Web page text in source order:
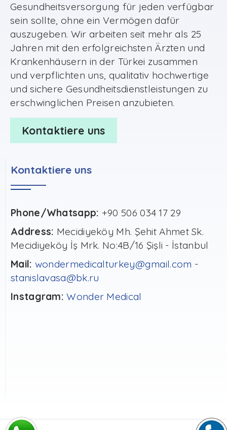
Gesundheitsversorgung für jeden verfügbar
sein sollte, ohne ein Vermögen dafür
auszugeben. Wir arbeiten seit mehr als 25
Jahren mit den erfolgreichsten Ärzten und
Krankenhäusern in der Türkei zusammen
und verpflichten uns, qualitativ hochwertige
und sichere Gesundheitsdienstleistungen zu
erschwinglichen Preisen anzubieten.
Kontaktiere uns
Kontaktiere uns
Phone/Whatsapp: +90 506 034 17 29
Address: Mecidiyeköy Mh. Şehit Ahmet Sk.
Mecidiyeköy İş Mrk. No:4B/16 Şişli - İstanbul
Mail: wondermedicalturkey@gmail.com -
stanislavasa@bk.ru
Instagram: Wonder Medical